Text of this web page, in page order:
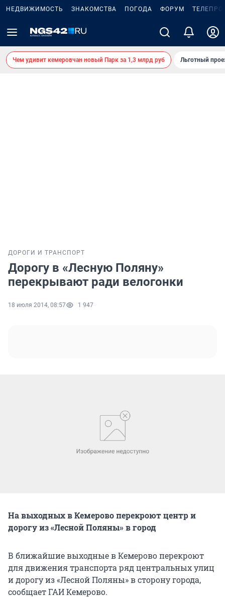
НЕДВИЖИМОСТЬ ЗНАКОМСТВА ПОГОДА ФОРУМ
Чем удивит кемеровчан новый Парк за 1,3 млрд руб Льготный
ДОРОГИ И ТРАНСПОРТ
Дорогу в «Лесную Поляну»
перекрывают ради велогонки
18 июля 2014, 08:57 1 947
На выходных в Кемерово перекроют центр и
дорогу из «Лесной Поляны» в город
В ближайшие выходные в Кемерово перекроют
для движения транспорта ряд центральных улиц
и дорогу из «Лесной Поляны» в сторону города,
сообщает ГАИ Кемерово.